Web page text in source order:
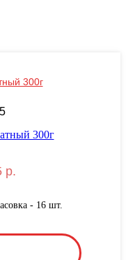
300г
р.
- 16 шт.